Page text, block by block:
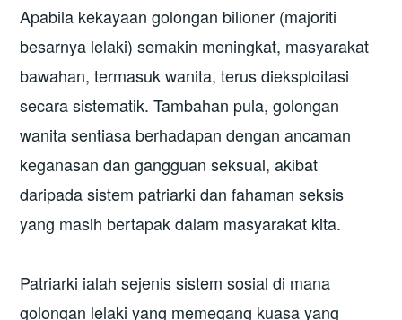
Apabila kekayaan golongan bilioner (majoriti
besarnya lelaki) semakin meningkat, masyarakat
bawahan, termasuk wanita, terus dieksploitasi
secara sistematik. Tambahan pula, golongan
wanita sentiasa berhadapan dengan ancaman
keganasan dan gangguan seksual, akibat
daripada sistem patriarki dan fahaman seksis
yang masih bertapak dalam masyarakat kita.
Patriarki ialah sejenis sistem sosial di mana
golongan lelaki yang memegang kuasa yang